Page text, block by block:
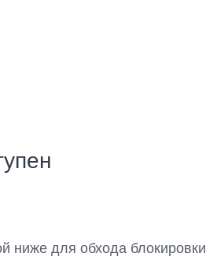
ниже для обхода блокировки